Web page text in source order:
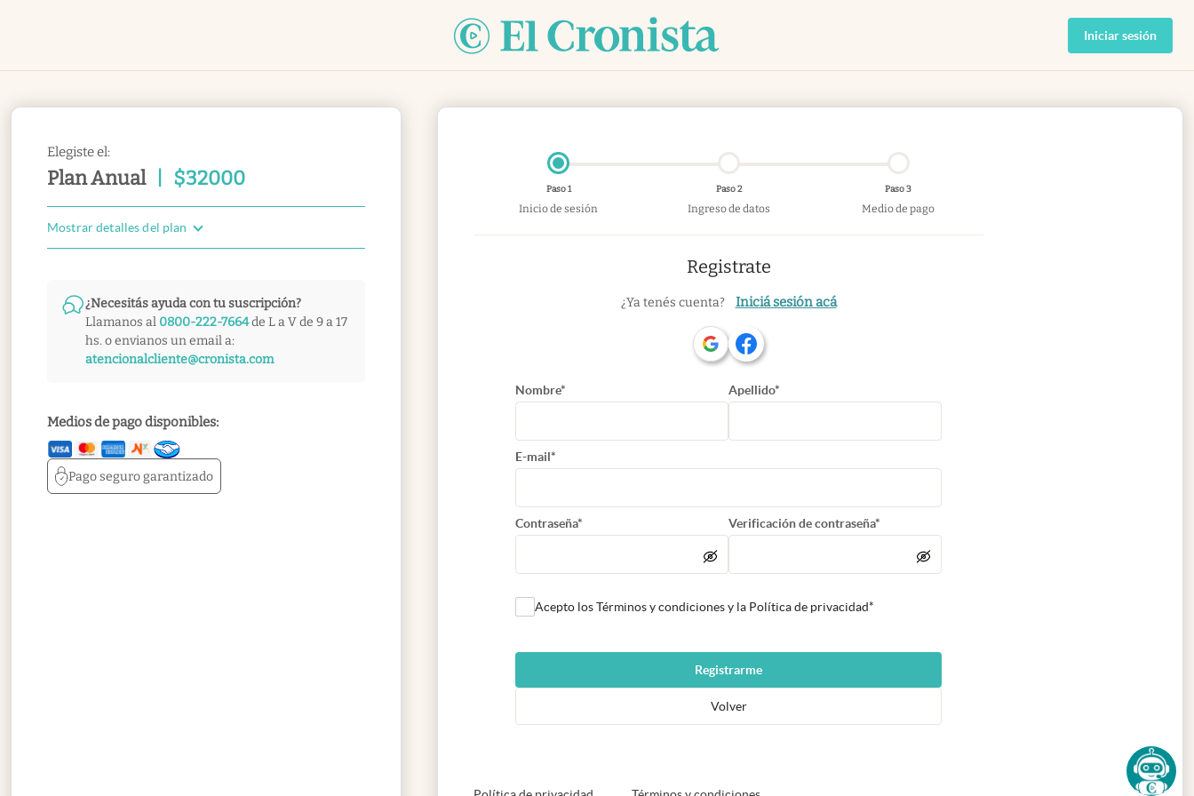
Iniciar sesión
Elegiste el:
Plan Anual $32000
Mostrar detalles del plan
¿Necesitás ayuda con tu suscripción?
Llamanos al 0800-222-7664de L a V de 9 a 17
hs. o envianos un email a:
atencionalcliente@cronista.com
Medios de pago disponibles:
Pago segurogarantizado
Paso 1
Inicio de sesión
Paso 2
Ingreso de datos
Paso 3
Medio de pago
Registrate
¿Ya tenés cuenta? Iniciá sesión acá
Nombre* Apellido*
E-mail*
Contraseña* Verificación de contraseña*
Acepto los Términos y condiciones y la Política de privacidad*
Registrarme
Volver